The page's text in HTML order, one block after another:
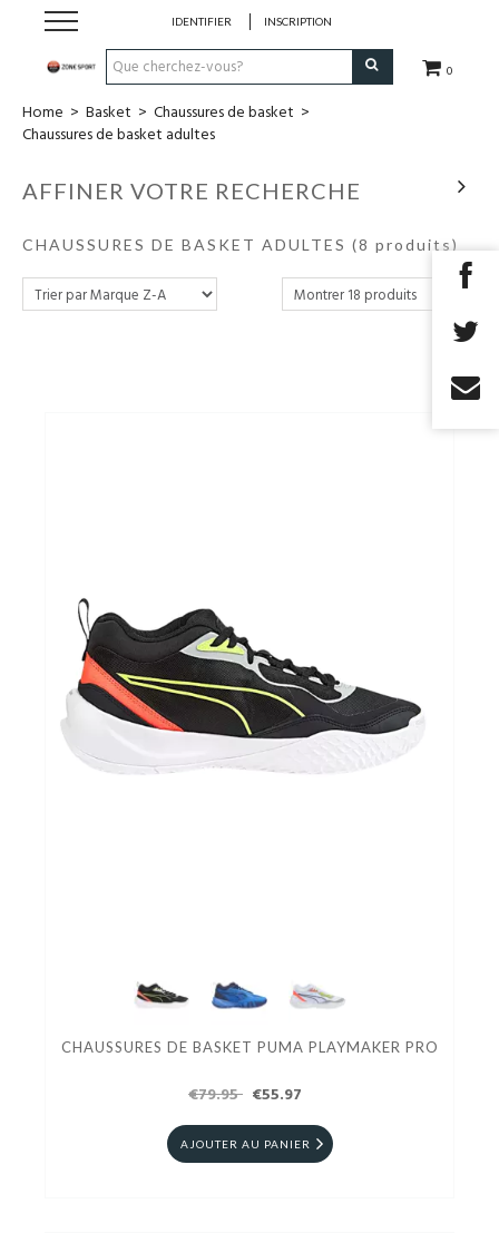
0
IDENTIFIER INSCRIPTION
Running & Trail
Padel
Tennis
Lifestyle
Électronique
Chèques Cadeaux
Home > Basket > Chaussures de basket >
Chaussures de basket adultes
AFFINER VOTRE RECHERCHE
CHAUSSURES DE BASKET ADULTES (8 produits)
CHAUSSURES DE BASKET PUMA PLAYMAKER PRO
€79.95 €55.97
AJOUTER AU PANIER